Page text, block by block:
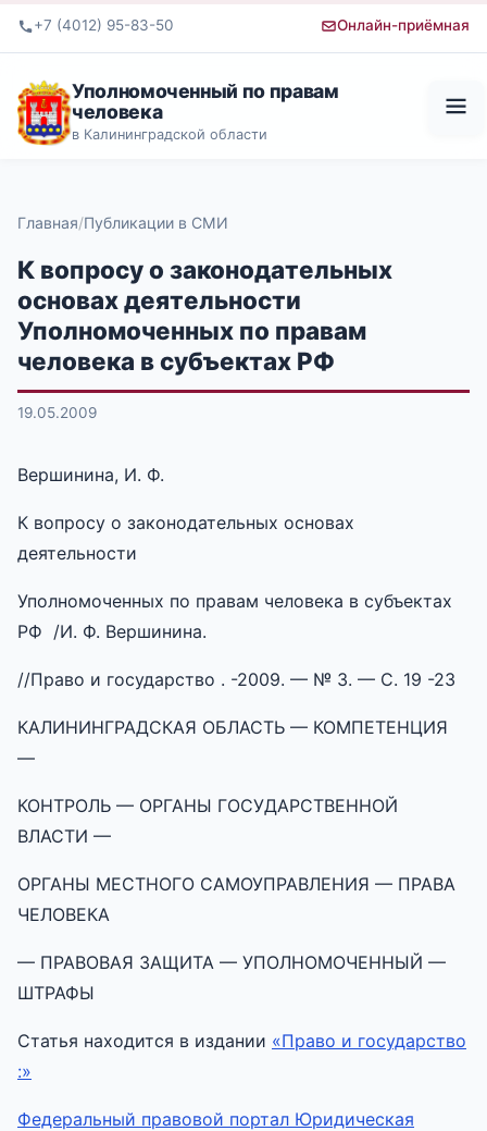
+7 (4012) 95-83-50 Онлайн-приёмная
Уполномоченный по правам
человека
в Калининградской области
Главная Публикации в СМИ
К вопросу о законодательных
основах деятельности
Уполномоченных по правам
человека в субъектах РФ
19.05.2009
Вершинина, И. Ф.
К вопросу о законодательных основах
деятельности
Уполномоченных по правам человека в субъектах
РФ /И. Ф. Вершинина.
//Право и государство . -2009. — № 3. — С. 19 -23
КАЛИНИНГРАДСКАЯ ОБЛАСТЬ — КОМПЕТЕНЦИЯ
—
КОНТРОЛЬ — ОРГАНЫ ГОСУДАРСТВЕННОЙ
ВЛАСТИ —
ОРГАНЫ МЕСТНОГО САМОУПРАВЛЕНИЯ — ПРАВА
ЧЕЛОВЕКА
— ПРАВОВАЯ ЗАЩИТА — УПОЛНОМОЧЕННЫЙ —
ШТРАФЫ
Статья находится в издании «Право и государство
:»
Федеральный правовой портал Юридическая